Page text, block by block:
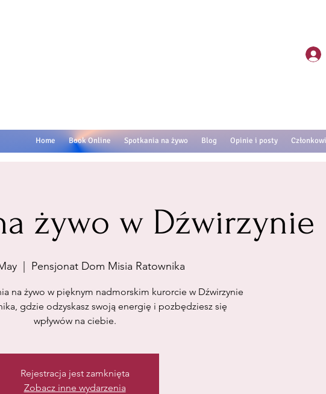
Home Book Online Spotkania na żywo Blog Opinie i posty
żywo w Dźwirzynie
  |
Pensjonat Dom Misia Ratownika
na żywo w pięknym nadmorskim kurorcie w Dźwirzynie
gdzie odzyskasz swoją energię i pozbędziesz się
wpływów na ciebie.
Rejestracja jest zamknięta
Zobacz inne wydarzenia